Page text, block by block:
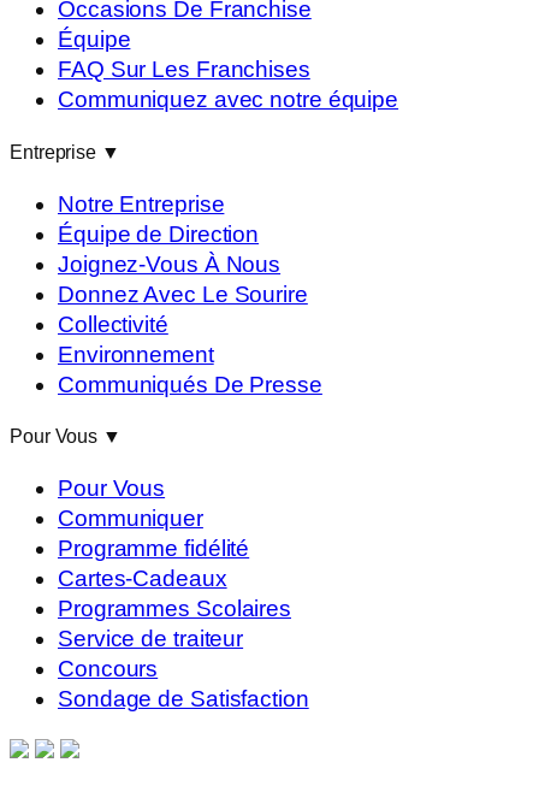
Occasions De Franchise
Équipe
FAQ Sur Les Franchises
Communiquez avec notre équipe
Entreprise ▼
Notre Entreprise
Équipe de Direction
Joignez-Vous À Nous
Donnez Avec Le Sourire
Collectivité
Environnement
Communiqués De Presse
Pour Vous ▼
Pour Vous
Communiquer
Programme fidélité
Cartes-Cadeaux
Programmes Scolaires
Service de traiteur
Concours
Sondage de Satisfaction